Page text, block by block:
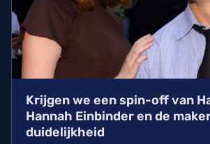
Krijgen we een spin-off van
Hannah Einbinder en de
duidelijkheid